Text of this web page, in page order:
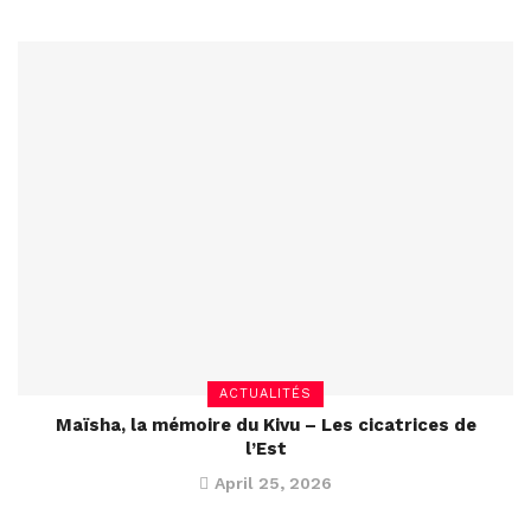
ACTUALITÉS
Maïsha, la mémoire du Kivu – Les cicatrices de
l’Est
April 25, 2026